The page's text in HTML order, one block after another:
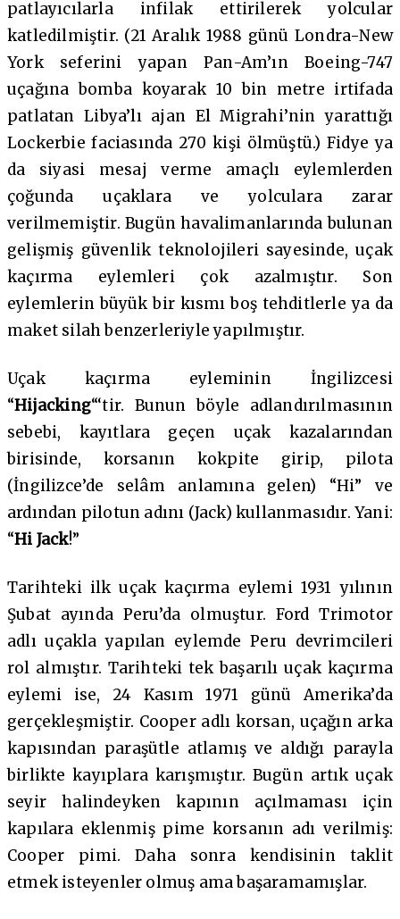
patlayıcılarla infilak ettirilerek yolcular
katledilmiştir. (21 Aralık 1988 günü Londra-New
York seferini yapan Pan-Am’ın Boeing-747
uçağına bomba koyarak 10 bin metre irtifada
patlatan Libya’lı ajan El Migrahi’nin yarattığı
Lockerbie faciasında 270 kişi ölmüştü.) Fidye ya
da siyasi mesaj verme amaçlı eylemlerden
çoğunda uçaklara ve yolculara zarar
verilmemiştir. Bugün havalimanlarında bulunan
gelişmiş güvenlik teknolojileri sayesinde, uçak
kaçırma eylemleri çok azalmıştır. Son
eylemlerin büyük bir kısmı boş tehditlerle ya da
maket silah benzerleriyle yapılmıştır.
Uçak kaçırma eyleminin İngilizcesi
“Hijacking“‘tir. Bunun böyle adlandırılmasının
sebebi, kayıtlara geçen uçak kazalarından
birisinde, korsanın kokpite girip, pilota
(İngilizce’de selâm anlamına gelen) “Hi” ve
ardından pilotun adını (Jack) kullanmasıdır. Yani:
“Hi Jack!”
Tarihteki ilk uçak kaçırma eylemi 1931 yılının
Şubat ayında Peru’da olmuştur. Ford Trimotor
adlı uçakla yapılan eylemde Peru devrimcileri
rol almıştır. Tarihteki tek başarılı uçak kaçırma
eylemi ise, 24 Kasım 1971 günü Amerika’da
gerçekleşmiştir. Cooper adlı korsan, uçağın arka
kapısından paraşütle atlamış ve aldığı parayla
birlikte kayıplara karışmıştır. Bugün artık uçak
seyir halindeyken kapının açılmaması için
kapılara eklenmiş pime korsanın adı verilmiş:
Cooper pimi. Daha sonra kendisinin taklit
etmek isteyenler olmuş ama başaramamışlar.